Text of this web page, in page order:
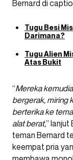
Bernard di
Tugu Besi
Darimana?
Tugu Alien
Atas Bukit
“Mereka
bergerak, miring
berterika ke
alat berat,” lanjut
teman Bernard
keempat pria